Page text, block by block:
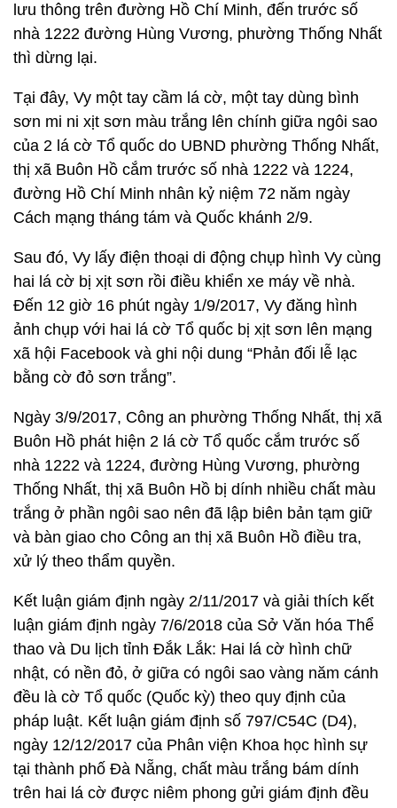
lưu thông trên đường Hồ Chí Minh, đến trước số
nhà 1222 đường Hùng Vương, phường Thống Nhất
thì dừng lại.
Tại đây, Vy một tay cầm lá cờ, một tay dùng bình
sơn mi ni xịt sơn màu trắng lên chính giữa ngôi sao
của 2 lá cờ Tổ quốc do UBND phường Thống Nhất,
thị xã Buôn Hồ cắm trước số nhà 1222 và 1224,
đường Hồ Chí Minh nhân kỷ niệm 72 năm ngày
Cách mạng tháng tám và Quốc khánh 2/9.
Sau đó, Vy lấy điện thoại di động chụp hình Vy cùng
hai lá cờ bị xịt sơn rồi điều khiển xe máy về nhà.
Đến 12 giờ 16 phút ngày 1/9/2017, Vy đăng hình
ảnh chụp với hai lá cờ Tổ quốc bị xịt sơn lên mạng
xã hội Facebook và ghi nội dung “Phản đối lễ lạc
bằng cờ đỏ sơn trắng”.
Ngày 3/9/2017, Công an phường Thống Nhất, thị xã
Buôn Hồ phát hiện 2 lá cờ Tổ quốc cắm trước số
nhà 1222 và 1224, đường Hùng Vương, phường
Thống Nhất, thị xã Buôn Hồ bị dính nhiều chất màu
trắng ở phần ngôi sao nên đã lập biên bản tạm giữ
và bàn giao cho Công an thị xã Buôn Hồ điều tra,
xử lý theo thẩm quyền.
Kết luận giám định ngày 2/11/2017 và giải thích kết
luận giám định ngày 7/6/2018 của Sở Văn hóa Thể
thao và Du lịch tỉnh Đắk Lắk: Hai lá cờ hình chữ
nhật, có nền đỏ, ở giữa có ngôi sao vàng năm cánh
đều là cờ Tổ quốc (Quốc kỳ) theo quy định của
pháp luật. Kết luận giám định số 797/C54C (D4),
ngày 12/12/2017 của Phân viện Khoa học hình sự
tại thành phố Đà Nẵng, chất màu trắng bám dính
trên hai lá cờ được niêm phong gửi giám định đều